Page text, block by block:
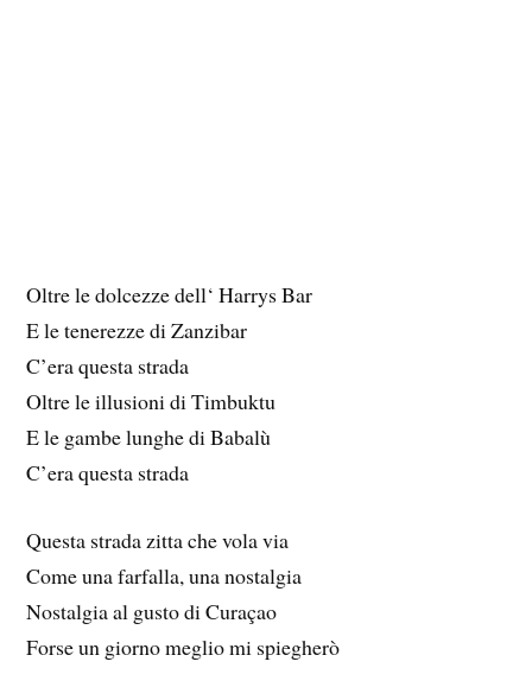
Oltre le dolcezze dell‘ Harrys Bar
E le tenerezze di Zanzibar
C’era questa strada
Oltre le illusioni di Timbuktu
E le gambe lunghe di Babalù
C’era questa strada
Questa strada zitta che vola via
Come una farfalla, una nostalgia
Nostalgia al gusto di Curaçao
Forse un giorno meglio mi spiegherò